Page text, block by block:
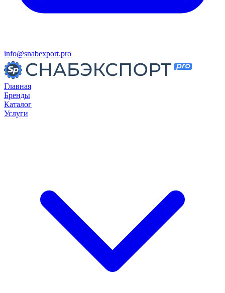
info@snabexport.pro
Главная
Бренды
Каталог
Услуги